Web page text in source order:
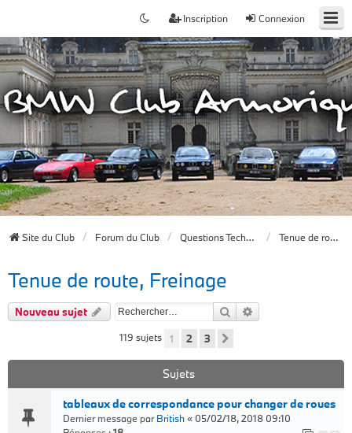
Connexion
Inscription
Site du Club Forum du Club Questions Techniques Tenue de route, Freinage
Tenue de route, Freinage
Nouveau sujet Rechercher
119 sujets 1 2 3
Sujets
tableaux de correspondance pour changer de roues
Dernier message parBritish« 05/02/18, 2018 09:10